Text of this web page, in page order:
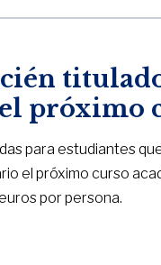
próximo
para estudiantes
el próximo curso
por persona.